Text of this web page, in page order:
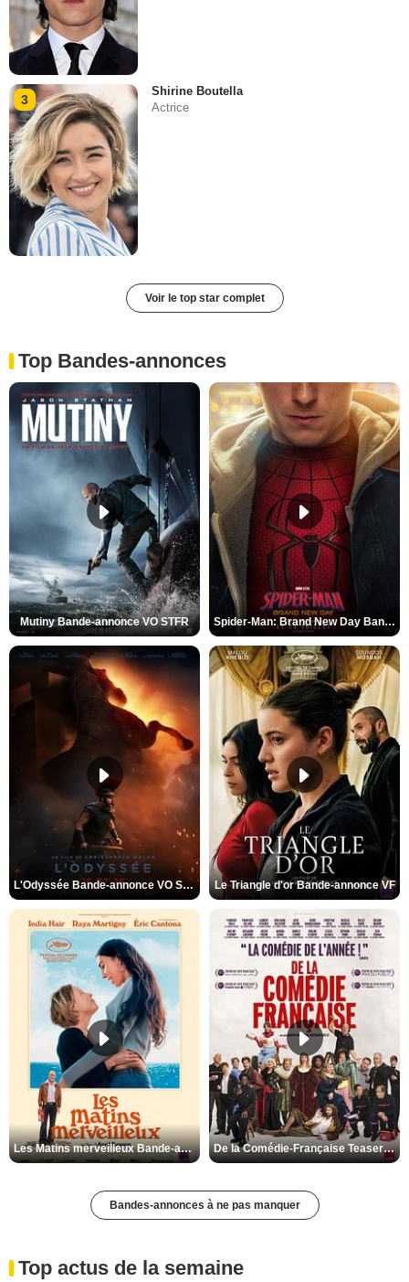
3
Shirine Boutella
Actrice
Voir le top star complet
Top Bandes-annonces
Mutiny Bande-annonce VO STFR Spider-Man: Brand New Day Bande-annonce VO STFR
L'Odyssée Bande-annonce VO STFR Le Triangle d'or Bande-annonce VF
Les Matins merveilleux Bande-annonce VF De la Comédie-Française Teaser VF
Bandes-annonces à ne pas manquer
Top actus de la semaine